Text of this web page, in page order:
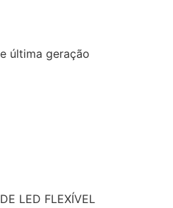
última geração
LED FLEXÍVEL